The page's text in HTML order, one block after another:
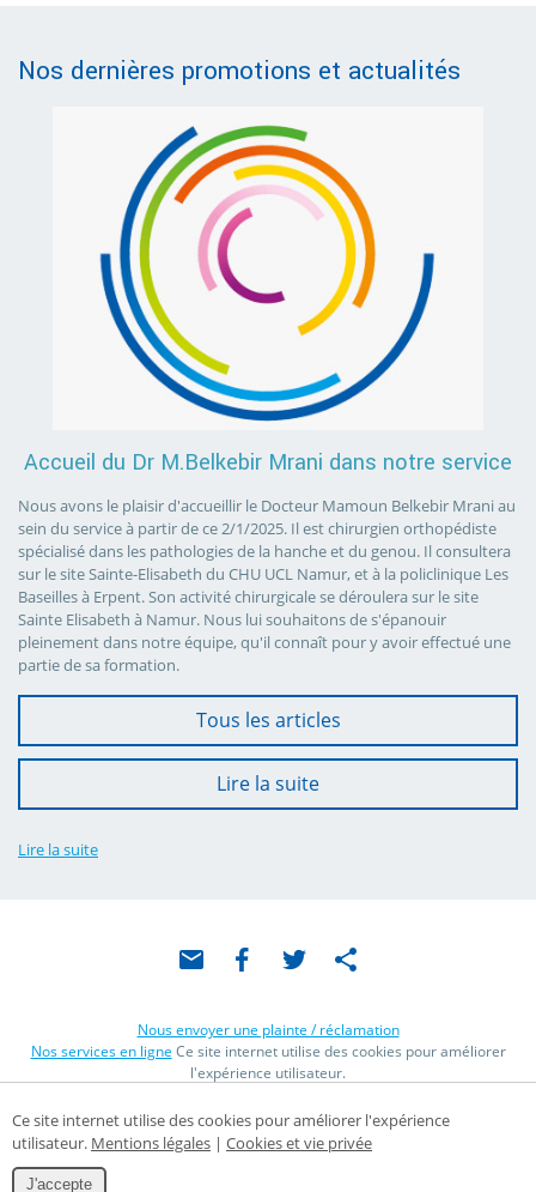
Nos dernières promotions et actualités
Accueil du Dr M.Belkebir Mrani dans notre service
Nous avons le plaisir d'accueillir le Docteur Mamoun Belkebir Mrani au
sein du service à partir de ce 2/1/2025. Il est chirurgien orthopédiste
spécialisé dans les pathologies de la hanche et du genou. Il consultera
sur le site Sainte-Elisabeth du CHU UCL Namur, et à la policlinique Les
Baseilles à Erpent. Son activité chirurgicale se déroulera sur le site
Sainte Elisabeth à Namur. Nous lui souhaitons de s'épanouir
pleinement dans notre équipe, qu'il connaît pour y avoir effectué une
partie de sa formation.
Tous les articles
Lire la suite
Lire la suite
contenu
Nous envoyer une plainte / réclamation
Nos services en ligne Ce site internet utilise des cookies pour améliorer
l'expérience utilisateur.
© Copyright 2026 -Orthonamur-Conditions Générales
Conditions d’utilisation du site web et protection des données personnelles
, créateur de sites Internet pour commerçants,
Ce site internet utilise des cookies pour améliorer l'expérience
utilisateur. Mentions légales | Cookies et vie privée